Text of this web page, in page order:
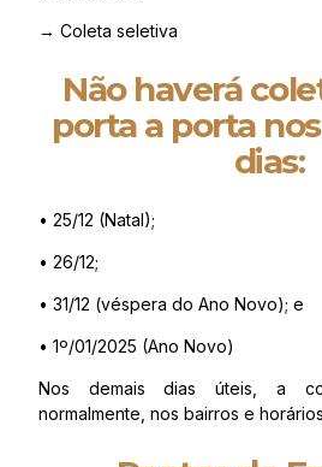
→ Coleta seletiva
Não haverá
porta a porta
dias:
• 25/12 (Natal);
• 26/12;
• 31/12 (véspera do Ano Novo); e
• 1º/01/2025 (Ano Novo)
Nos demais dias úteis, a
normalmente, nos bairros e